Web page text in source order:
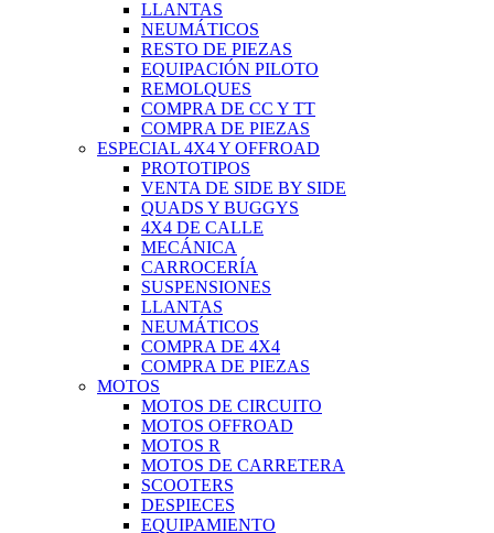
LLANTAS
NEUMÁTICOS
RESTO DE PIEZAS
EQUIPACIÓN PILOTO
REMOLQUES
COMPRA DE CC Y TT
COMPRA DE PIEZAS
ESPECIAL 4X4 Y OFFROAD
PROTOTIPOS
VENTA DE SIDE BY SIDE
QUADS Y BUGGYS
4X4 DE CALLE
MECÁNICA
CARROCERÍA
SUSPENSIONES
LLANTAS
NEUMÁTICOS
COMPRA DE 4X4
COMPRA DE PIEZAS
MOTOS
MOTOS DE CIRCUITO
MOTOS OFFROAD
MOTOS R
MOTOS DE CARRETERA
SCOOTERS
DESPIECES
EQUIPAMIENTO